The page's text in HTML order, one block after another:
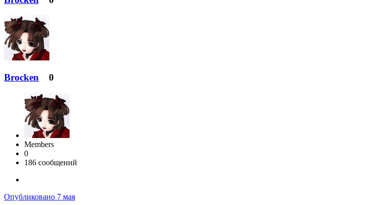
Brocken 0
Members
0
186 сообщений
Опубликовано 7 мая